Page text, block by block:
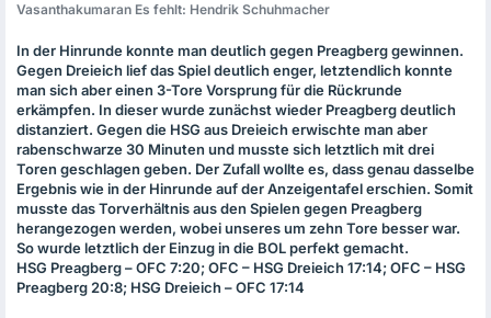
Vasanthakumaran Es fehlt: Hendrik Schuhmacher
In der Hinrunde konnte man deutlich gegen Preagberg gewinnen.
Gegen Dreieich lief das Spiel deutlich enger, letztendlich konnte
man sich aber einen 3-Tore Vorsprung für die Rückrunde
erkämpfen. In dieser wurde zunächst wieder Preagberg deutlich
distanziert. Gegen die HSG aus Dreieich erwischte man aber
rabenschwarze 30 Minuten und musste sich letztlich mit drei
Toren geschlagen geben. Der Zufall wollte es, dass genau dasselbe
Ergebnis wie in der Hinrunde auf der Anzeigentafel erschien. Somit
musste das Torverhältnis aus den Spielen gegen Preagberg
herangezogen werden, wobei unseres um zehn Tore besser war.
So wurde letztlich der Einzug in die BOLperfekt gemacht.
HSG Preagberg –OFC 7:20;OFC – HSG Dreieich 17:14;OFC – HSG
Preagberg 20:8; HSG Dreieich –OFC 17:14